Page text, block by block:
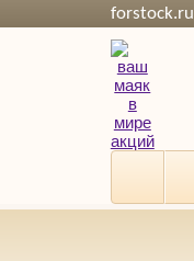
forstock.ru